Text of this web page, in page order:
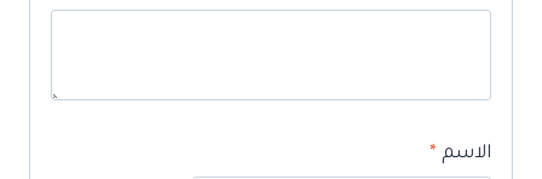
الاسم *